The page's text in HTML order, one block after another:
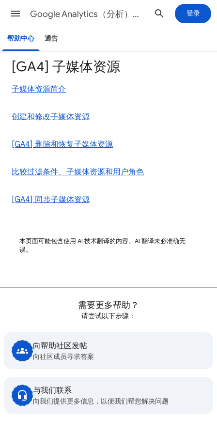
Google Analytics（分析）帮助 登录
帮助中心 通告
[GA4] 子媒体资源
子媒体资源简介
创建和修改子媒体资源
[GA4] 删除和恢复子媒体资源
比较过滤条件、子媒体资源和用户角色
[GA4] 同步子媒体资源
本页面可能包含使用 AI 技术翻译的内容。AI 翻译未必准确无
误。
需要更多帮助？
请尝试以下步骤：
向帮助社区发帖
向社区成员寻求答案
与我们联系
向我们提供更多信息，以便我们帮您解决问题